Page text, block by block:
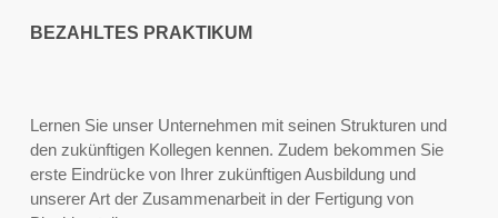
BEZAHLTES PRAKTIKUM
Lernen Sie unser Unternehmen mit seinen Strukturen und
den zukünftigen Kollegen kennen. Zudem bekommen Sie
erste Eindrücke von Ihrer zukünftigen Ausbildung und
unserer Art der Zusammenarbeit in der Fertigung von